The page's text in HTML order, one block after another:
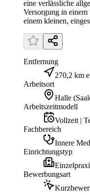
eine verlässliche
Versorgung in
einem kleinen,
Entfernung
270,2 km
Arbeitsort
Halle
Arbeitszeitmodell
Vollzeit |
Fachbereich
Innere
Einrichtungstyp
Bewerbungsart